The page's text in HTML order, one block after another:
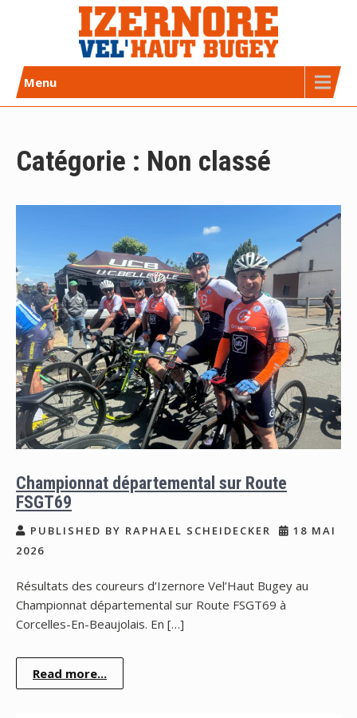
Izernore Vel’Haut Bugey
CLUB DE CYCLISME AFFILIÉ FFC
Menu
Catégorie : Non classé
Championnat départemental sur Route
FSGT69
PUBLISHED BY RAPHAEL SCHEIDECKER
18 MAI
2026
Résultats des coureurs d’Izernore Vel’Haut Bugey au
Championnat départemental sur Route FSGT69 à
Corcelles-En-Beaujolais. En […]
Read more...